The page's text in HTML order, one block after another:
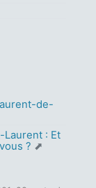
de-
Laurent : Et
?